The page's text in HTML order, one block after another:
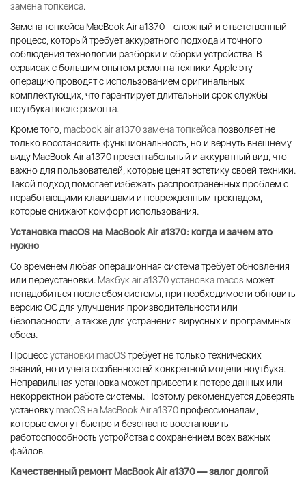
замена топкейса.
Замена топкейса MacBook Air a1370 – сложный и ответственный
процесс, который требует аккуратного подхода и точного
соблюдения технологии разборки и сборки устройства. В
сервисах с большим опытом ремонта техники Apple эту
операцию проводят с использованием оригинальных
комплектующих, что гарантирует длительный срок службы
ноутбука после ремонта.
Кроме того, macbook air a1370 замена топкейсапозволяет не
только восстановить функциональность, но и вернуть внешнему
виду MacBook Air a1370 презентабельный и аккуратный вид, что
важно для пользователей, которые ценят эстетику своей техники.
Такой подход помогает избежать распространенных проблем с
неработающими клавишами и поврежденным трекпадом,
которые снижают комфорт использования.
Установка macOS на MacBook Air a1370: когда и зачем это
нужно
Со временем любая операционная система требует обновления
или переустановки. Макбук air a1370 установка macos может
понадобиться после сбоя системы, при необходимости обновить
версию ОС для улучшения производительности или
безопасности, а также для устранения вирусных и программных
сбоев.
Процессустановки macOSтребует не только технических
знаний, но и учета особенностей конкретной модели ноутбука.
Неправильная установка может привести к потере данных или
некорректной работе системы. Поэтому рекомендуется доверять
установкуmacOS на MacBook Air a1370профессионалам,
которые смогут быстро и безопасно восстановить
работоспособность устройства с сохранением всех важных
файлов.
Качественныйремонт MacBook Air a1370— залог долгой